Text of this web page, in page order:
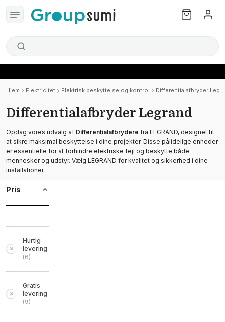
Hjem Elektricitet Elektrisk beskyttelse og kontrol Differentialafbryder
Differentialafbryder Legrand
Opdag vores udvalg af Differentialafbrydere fra LEGRAND, designet til
at sikre maksimal beskyttelse i dine projekter. Disse pålidelige enheder
er essentielle for at forhindre elektriske fejl og beskytte både
mennesker og udstyr. Vælg LEGRAND for kvalitet og sikkerhed i dine
installationer.
Pris
Hurtig
levering
(6)
Gratis
levering
(9)